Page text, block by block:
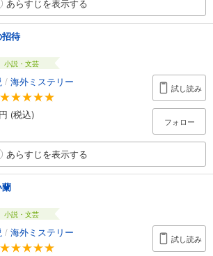
あらすじを表示する
待
小説・文芸
/ 海外ミステリー
(税込)
試し読み
フォロー
あらすじを表示する
小説・文芸
/ 海外ミステリー
試し読み